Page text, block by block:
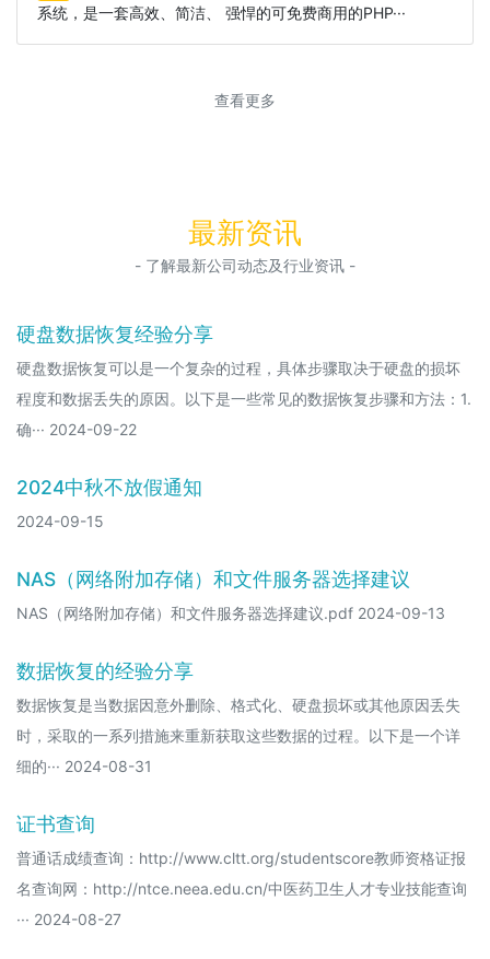
系统，是一套高效、简洁、 强悍的可免费商用的PHP···
查看更多
最新资讯
- 了解最新公司动态及行业资讯 -
​硬盘数据恢复经验分享
硬盘数据恢复可以是一个复杂的过程，具体步骤取决于硬盘的损坏
程度和数据丢失的原因。以下是一些常见的数据恢复步骤和方法：1.
确··· 2024-09-22
2024中秋不放假通知
2024-09-15
NAS（网络附加存储）和文件服务器选择建议
NAS（网络附加存储）和文件服务器选择建议.pdf 2024-09-13
数据恢复的经验分享
数据恢复是当数据因意外删除、格式化、硬盘损坏或其他原因丢失
时，采取的一系列措施来重新获取这些数据的过程。以下是一个详
细的··· 2024-08-31
证书查询
普通话成绩查询：http://www.cltt.org/studentscore教师资格证报
名查询网：http://ntce.neea.edu.cn/中医药卫生人才专业技能查询
··· 2024-08-27